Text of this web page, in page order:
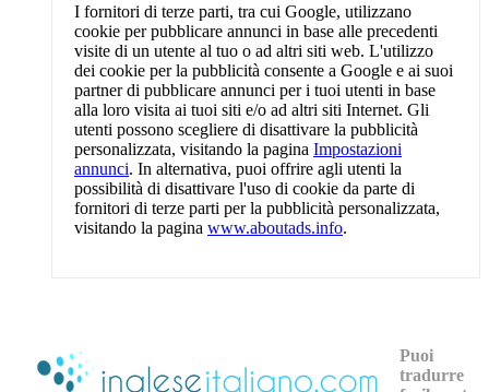
I fornitori di terze parti, tra cui Google, utilizzano
cookie per pubblicare annunci in base alle precedenti
visite di un utente al tuo o ad altri siti web. L'utilizzo
dei cookie per la pubblicità consente a Google e ai suoi
partner di pubblicare annunci per i tuoi utenti in base
alla loro visita ai tuoi siti e/o ad altri siti Internet. Gli
utenti possono scegliere di disattivare la pubblicità
personalizzata, visitando la pagina Impostazioni
annunci. In alternativa, puoi offrire agli utenti la
possibilità di disattivare l'uso di cookie da parte di
fornitori di terze parti per la pubblicità personalizzata,
visitando la pagina www.aboutads.info.
Puoi
tradurre